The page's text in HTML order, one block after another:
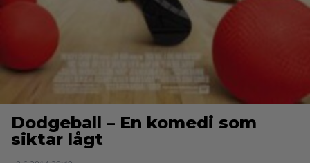
Dodgeball – En komedi som
siktar lågt